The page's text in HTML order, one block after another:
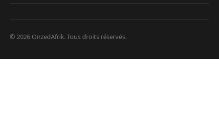
© 2026 OnzedAfrik. Tous droits réservés.